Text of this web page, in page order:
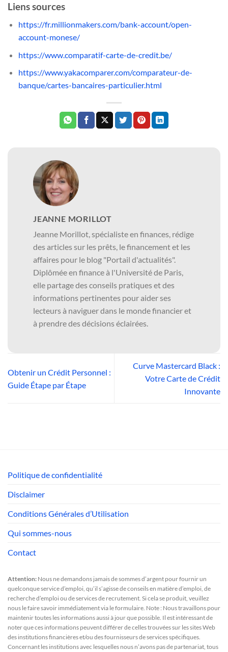
Liens sources
https://fr.millionmakers.com/bank-account/open-
account-monese/
https://www.comparatif-carte-de-credit.be/
https://www.yakacomparer.com/comparateur-de-
banque/cartes-bancaires-particulier.html
JEANNE MORILLOT
Jeanne Morillot, spécialiste en finances, rédige
des articles sur les prêts, le financement et les
affaires pour le blog "Portail d'actualités".
Diplômée en finance à l'Université de Paris,
elle partage des conseils pratiques et des
informations pertinentes pour aider ses
lecteurs à naviguer dans le monde financier et
à prendre des décisions éclairées.
Obtenir un Crédit Personnel :
Guide Étape par Étape
Curve Mastercard Black :
Votre Carte de Crédit
Innovante
Politique de confidentialité
Disclaimer
Conditions Générales d’Utilisation
Qui sommes-nous
Contact
Attention: Nous ne demandons jamais de sommes d’argent pour fournir un
quelconque service d’emploi, qu’il s’agisse de conseils en matière d’emploi, de
recherche d’emploi ou de services de recrutement. Si cela se produit, veuillez
nous le faire savoir immédiatement via le formulaire. Note : Nous travaillons pour
maintenir toutes les informations aussi à jour que possible. Il est intéressant de
noter que ces informations peuvent différer de celles trouvées sur les sites Web
des institutions financières et/ou des fournisseurs de services spécifiques.
Concernant les institutions avec lesquelles nous n’avons pas de partenariat, tous